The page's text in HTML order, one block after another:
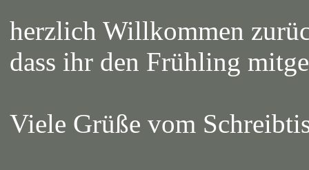
herzlich Willkommen
dass ihr den Frühling
Viele Grüße vom